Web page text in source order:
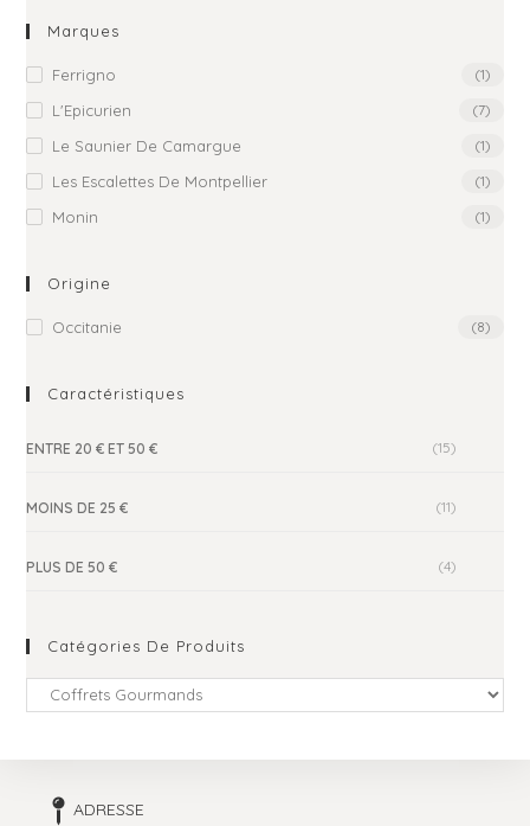
Marques
Ferrigno (1)
L'Epicurien (7)
Le Saunier De Camargue (1)
Les Escalettes De Montpellier (1)
Monin (1)
Origine
Occitanie (8)
Caractéristiques
ENTRE 20 € ET 50 € (15)
MOINS DE 25 € (11)
PLUS DE 50 € (4)
Catégories De Produits
ADRESSE